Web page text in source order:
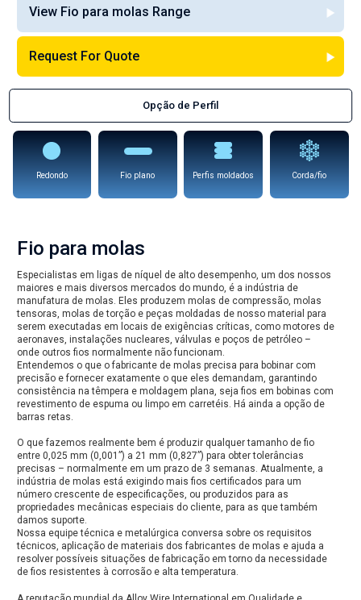
View Fio para molas Range
Request For Quote
Opção de Perfil
Redondo Fio plano Perfis moldados Corda/fio
Fio para molas
Especialistas em ligas de níquel de alto desempenho, um dos nossos
maiores e mais diversos mercados do mundo, é a indústria de
manufatura de molas. Eles produzem molas de compressão, molas
tensoras, molas de torção e peças moldadas de nosso material para
serem executadas em locais de exigências críticas, como motores de
aeronaves, instalações nucleares, válvulas e poços de petróleo –
onde outros fios normalmente não funcionam.
Entendemos o que o fabricante de molas precisa para bobinar com
precisão e fornecer exatamente o que eles demandam, garantindo
consistência na têmpera e moldagem plana, seja fios em bobinas com
revestimento de espuma ou limpo em carretéis. Há ainda a opção de
barras retas.
O que fazemos realmente bem é produzir qualquer tamanho de fio
entre 0,025 mm (0,001”) a 21 mm (0,827”) para obter tolerâncias
precisas – normalmente em um prazo de 3 semanas. Atualmente, a
indústria de molas está exigindo mais fios certificados para um
número crescente de especificações, ou produzidos para as
propriedades mecânicas especiais do cliente, para as que também
damos suporte.
Nossa equipe técnica e metalúrgica conversa sobre os requisitos
técnicos, aplicação de materiais dos fabricantes de molas e ajuda a
resolver possíveis situações de fabricação em torno da necessidade
de fios resistentes à corrosão e alta temperatura.